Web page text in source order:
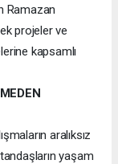
Ramazan
projeler ve
kapsamlı
aralıksız
yaşam